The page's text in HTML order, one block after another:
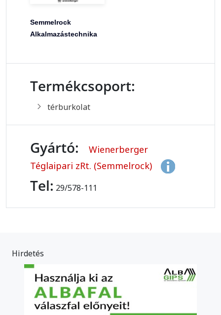
Semmelrock
Alkalmazástechnika
Termékcsoport:
térburkolat
Gyártó:
Wienerberger
Téglaipari zRt. (Semmelrock)
Tel: 29/578-111
Hirdetés